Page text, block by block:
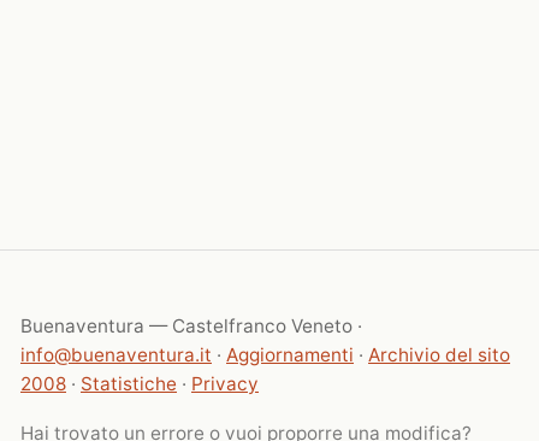
Buenaventura — Castelfranco Veneto ·
info@buenaventura.it · Aggiornamenti · Archivio del sito
2008 · Statistiche · Privacy
Hai trovato un errore o vuoi proporre una modifica?